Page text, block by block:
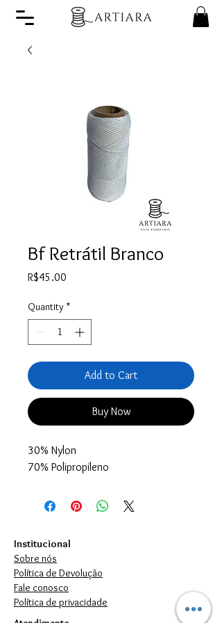
Bf Retrátil Branco
R$45.00
Quantity *
Add to Cart
Buy Now
30% Nylon
70% Polipropileno
Institucional
Sobre nós
Política de Devolução
Fale conosco
Política de privacidade